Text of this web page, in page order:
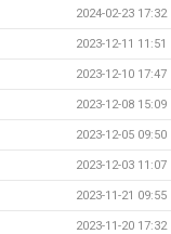
2024-02-23 17:32
2023-12-11 11:51
2023-12-10 17:47
2023-12-08 15:09
2023-12-05 09:50
2023-12-03 11:07
2023-11-21 09:55
2023-11-20 17:32